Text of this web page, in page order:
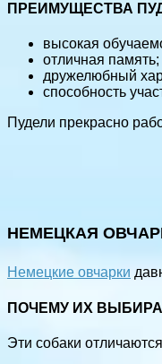
ПРЕИМУЩЕСТВА
высокая
отличная память;
дружелюбный
способность
Пудели прекрасно
НЕМЕЦКАЯ
Немецкие овчарки
ПОЧЕМУ ИХ
Эти собаки